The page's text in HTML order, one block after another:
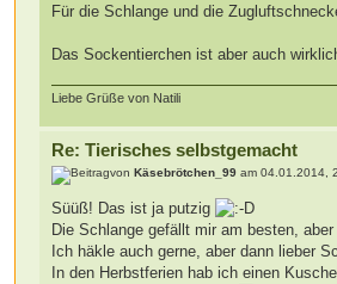
Für die Schlange und die
Das Sockentierchen ist aber auch
Liebe Grüße von Natili
Re: Tierisches selbstgemacht
vonKäsebrötchen_99 am 04.01.2014,
Süüß! Das ist ja putzig
Die Schlange gefällt mir am besten,
Ich häkle auch gerne, aber dann lieber
In den Herbstferien hab ich einen